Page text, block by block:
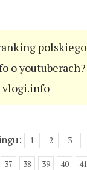
o
vlogi.info
1 2 3
37 38 39 40 41